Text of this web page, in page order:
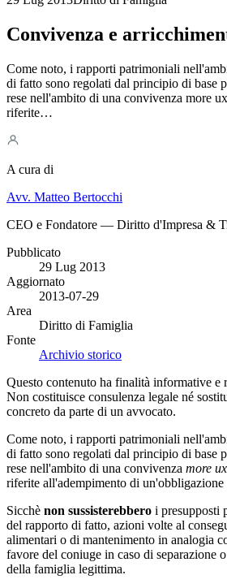
Convivenza e
Come noto, i rapporti patrimoniali
di fatto sono regolati dal principio di base
rese nell'ambito di una convivenza more
riferite…
A cura di
Avv. Matteo Bertocchi
CEO e Fondatore — Diritto d'Impresa &
Pubblicato
29 Lug 2013
Aggiornato
2013-07-29
Area
Diritto di Famiglia
Fonte
Archivio storico
Questo contenuto ha finalità informative
Non costituisce consulenza legale né
concreto da parte di un avvocato.
Come noto, i rapporti patrimoniali
di fatto sono regolati dal principio di base
rese nell'ambito di una convivenza more
riferite all'adempimento di un'obbligazione
Sicchè non sussisterebbero i presupposti
del rapporto di fatto, azioni volte al
alimentari o di mantenimento in analogia
favore del coniuge in caso di separazione
della famiglia legittima.